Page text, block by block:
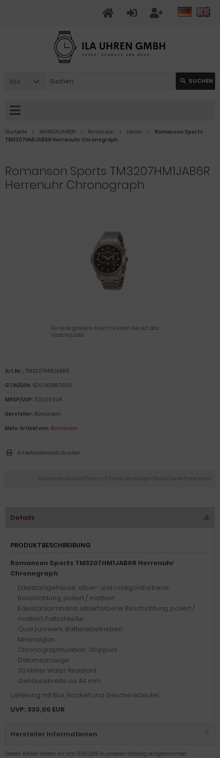
Alle SUCHEN
Startseite MARKENUHREN Romanson Herren
Romanson Sports
TM3207HM1JAB6R Herrenuhr Chronograph
Romanson Sports TM3207HM1JAB6R
Herrenuhr Chronograph
Für eine größere Ansicht klicken Sie auf das
Vorschaubild
Sie können als Gast (bzw. mit Ihrem derzeitigen Status) keine Preise sehen.
Art.Nr.: TM3207HM1JAB6R
GTIN/EAN: 4260412863600
MRSP/UVP: 330,00 EUR
Hersteller: Romanson
Mehr Artikel von: Romanson
Artikeldatenblatt drucken
Details
PRODUKTBESCHREIBUNG
Romanson Sports TM3207HM1JAB6R Herrenuhr
Chronograph
Edelstahlgehäuse, silber- und roségoldfarbene
Beschichtung, poliert / mattiert
Edelstahlarmband, silberfarbene Beschichtung, poliert /
mattiert, Faltschließe
Quarzuhrwerk, Batteriebetrieben
Mineralglas
Chronographfunktion, Stoppuhr
Datumsanzeige
30 Meter Water Resistant
Gehäusebreite ca. 44 mm
Lieferung mit Box, Booklet und Geschenkbeutel.
UVP: 330,00 EUR
Hersteller Informationen
Diesen Artikel haben wir am 13.05.2015 in unseren Katalog aufgenommen.